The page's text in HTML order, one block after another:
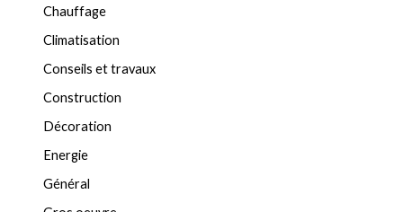
Chauffage
Climatisation
Conseils et travaux
Construction
Décoration
Energie
Général